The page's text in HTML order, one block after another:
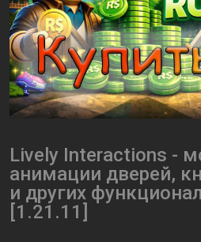
Lively Interactions -
анимации дверей,
и других
[1.21.11]